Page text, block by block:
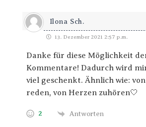
Ilona Sch.
13. Dezember 2021 2:57 p.m.
Danke für diese Möglichkeit
Kommentare! Dadurch wird
viel geschenkt. Ähnlich wie:
reden, von Herzen zuhören🤍
2 Antworten